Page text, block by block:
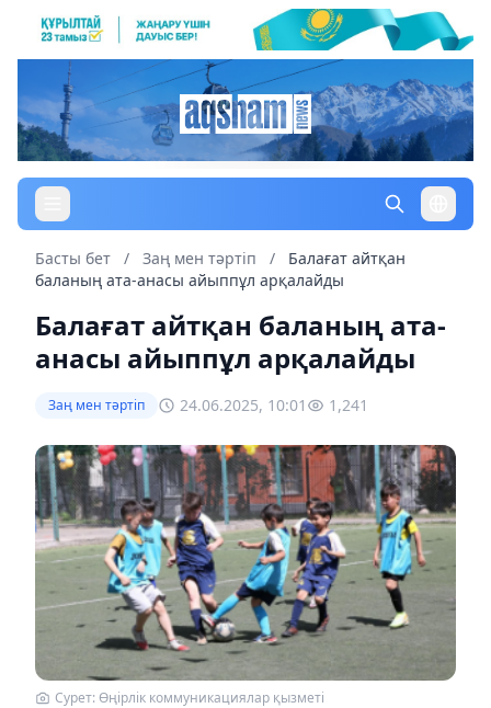
Басты бет / Заң мен тəртіп /
Балағат айтқан
баланың ата-анасы айыппұл арқалайды
Балағат айтқан баланың ата-
анасы айыппұл арқалайды
Заң мен тəртіп 24.06.2025, 10:01 1,241
Cурет: Өңірлік коммуникациялар қызметі